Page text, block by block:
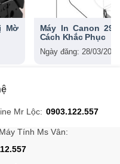
Mờ
Máy In Canon
Cách Khắc Phục
Ngày đăng: 28/03/2025
Mr Lộc: 0903.122.557
Tính Ms Vân: